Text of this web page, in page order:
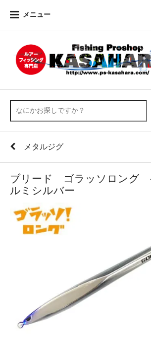
メニュー
メタルジグ
ブリード ゴラッソロング
ルミシルバー